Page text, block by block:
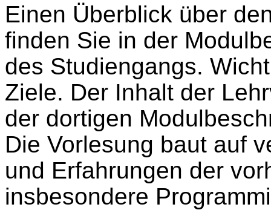
Einen Überblick über
finden Sie in der
des Studiengangs.
Ziele. Der Inhalt der
der dortigen
Die Vorlesung baut auf
und Erfahrungen der
insbesondere